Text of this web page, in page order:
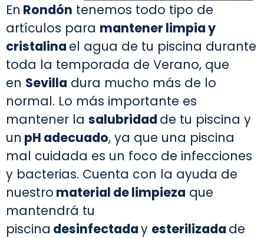
En Rondón tenemos todo tipo de
artículos para mantener limpia y
cristalina el agua de tu piscina durante
toda la temporada de Verano, que
en Sevilla dura mucho más de lo
normal. Lo más importante es
mantener la salubridad de tu piscina y
un pH adecuado, ya que una piscina
mal cuidada es un foco de infecciones
y bacterias. Cuenta con la ayuda de
nuestro material de limpieza que
mantendrá tu
piscina desinfectaday esterilizada de